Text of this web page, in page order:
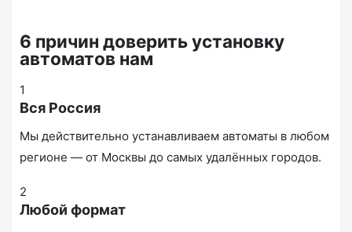
6 причин доверить установку
автоматов нам
1
Вся Россия
Мы действительно устанавливаем автоматы в любом
регионе — от Москвы до самых удалённых городов.
2
Любой формат